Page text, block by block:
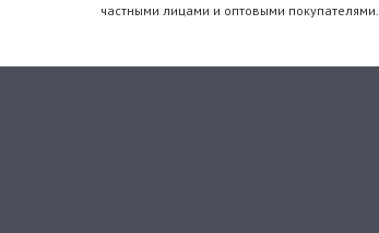
частными лицами и оптовыми покупателями.